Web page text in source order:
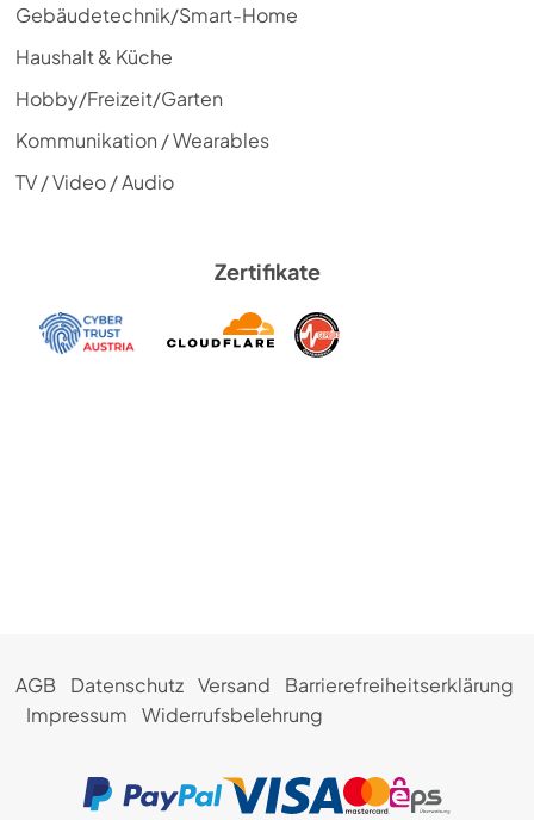
Gebäudetechnik/Smart-Home
Haushalt & Küche
Hobby/Freizeit/Garten
Kommunikation / Wearables
TV / Video / Audio
Zertifikate
AGB Datenschutz Versand
Barrierefreiheitserklärung
Impressum
Widerrufsbelehrung